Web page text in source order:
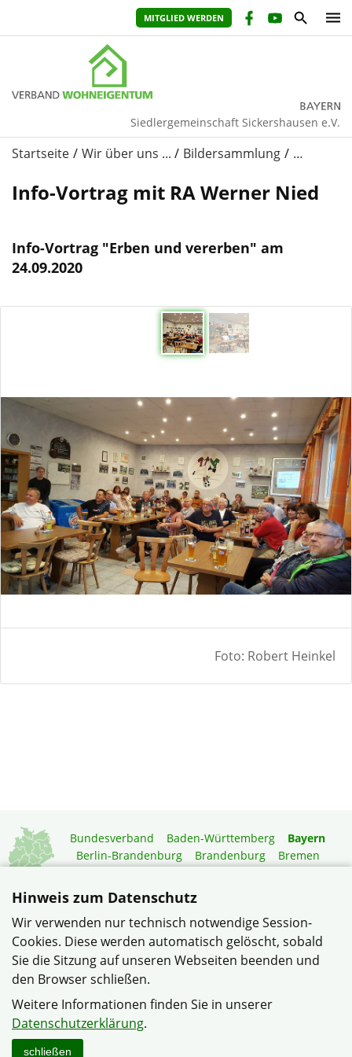
MITGLIED WERDEN
Siedlergemeinschaft Sickershausen e.V.
Startseite Wir über uns ... Bildersammlung …
Info-Vortrag mit RA Werner Nied
Info-Vortrag "Erben und vererben" am
24.09.2020
Foto: Robert Heinkel
Bundesverband Baden-Württemberg
Bayern
Berlin-Brandenburg
Brandenburg
Bremen
Niedersachsen
Rheinland-Pfalz
Saarland
Sachsen-Anhalt
Schleswig-Holstein
Thüringen
Mitgliedermagazin
Gartenberatung
© Siedlergemeinschaft Sickershausen e.V. im Verband
Wohneigentum Bayern e.V.
Datenschutzerklärung
Hinweis zum Datenschutz
Wir verwenden nur technisch notwendige Session-
Cookies. Diese werden automatisch gelöscht, sobald
Sie die Sitzung auf unseren Webseiten beenden und
den Browser schließen.
Weitere Informationen finden Sie in unserer
Datenschutzerklärung.
schließen